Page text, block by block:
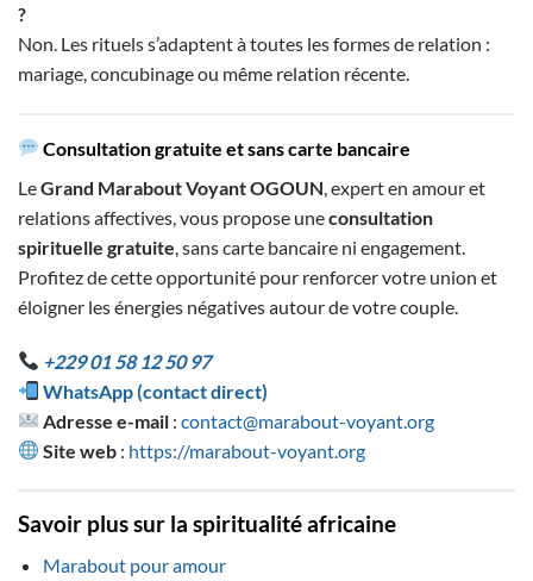
?
Non. Les rituels s’adaptent à toutes les formes de relation :
mariage, concubinage ou même relation récente.
Consultation gratuite et sans carte bancaire
LeGrand Marabout Voyant OGOUN , expert en amour et
relations affectives, vous propose uneconsultation
spirituelle gratuite , sans carte bancaire ni engagement.
Profitez de cette opportunité pour renforcer votre union et
éloigner les énergies négatives autour de votre couple.
+229 01 58 12 50 97
WhatsApp (contact direct)
Adresse e-mail :contact@marabout-voyant.org
Site web : https://marabout-voyant.org
Savoir plus sur la spiritualité africaine
Marabout pour amour